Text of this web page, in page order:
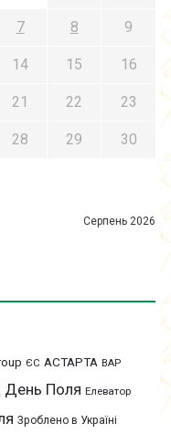
Серпень 2026
7 8 9
14 15 16
21 22 23
28 29 30
ЄС АСТАРТА ВАР
День Поля Елеватор
Зроблено в Україні